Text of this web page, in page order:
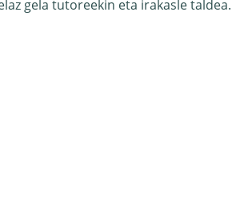
gela tutoreekin eta irakasle taldea.